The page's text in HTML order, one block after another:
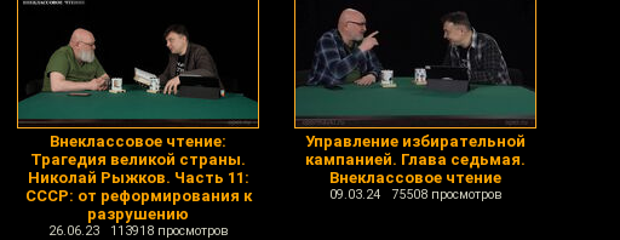
Внеклассовое чтение:
Трагедия великой страны.
Николай Рыжков. Часть 11:
СССР: от реформирования к
разрушению
26.06.23 113918 просмотров
Управление избирательной
кампанией. Глава седьмая.
Внеклассовое чтение
09.03.24 75508 просмотров